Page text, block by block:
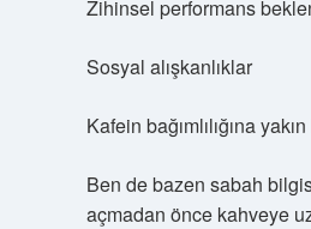
Zihinsel performans
Sosyal alışkanlıklar
Kafein bağımlılığına
Ben de bazen sabah
açmadan önce kahveye